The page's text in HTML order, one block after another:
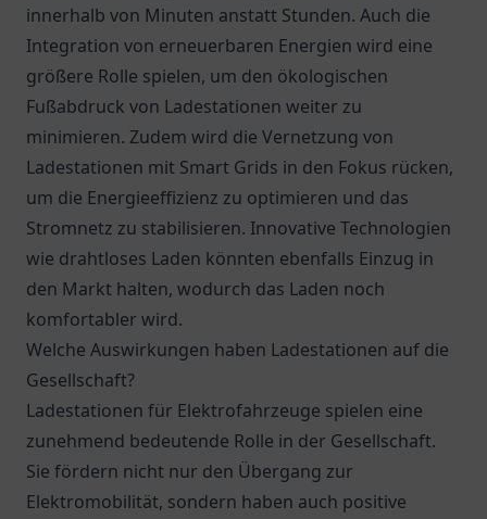
innerhalb von Minuten anstatt Stunden. Auch die
Integration von erneuerbaren Energien wird eine
größere Rolle spielen, um den ökologischen
Fußabdruck von Ladestationen weiter zu
minimieren. Zudem wird die Vernetzung von
Ladestationen mit Smart Grids in den Fokus rücken,
um die Energieeffizienz zu optimieren und das
Stromnetz zu stabilisieren. Innovative Technologien
wie drahtloses Laden könnten ebenfalls Einzug in
den Markt halten, wodurch das Laden noch
komfortabler wird.
Welche Auswirkungen haben Ladestationen auf die
Gesellschaft?
Ladestationen für Elektrofahrzeuge spielen eine
zunehmend bedeutende Rolle in der Gesellschaft.
Sie fördern nicht nur den Übergang zur
Elektromobilität, sondern haben auch positive